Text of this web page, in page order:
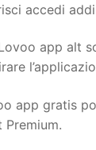
accedi
app alt
app gratis
Premium.